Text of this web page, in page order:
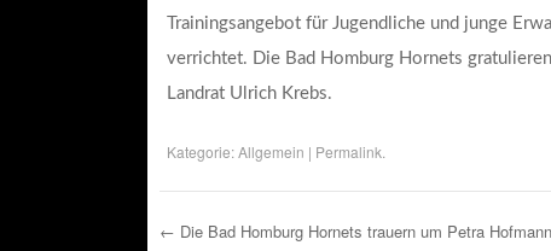
Trainingsangebot für Jugendliche und junge
verrichtet. Die Bad Homburg Hornets
Landrat Ulrich Krebs.
Kategorie:Allgemein | Permalink.
← Die Bad Homburg Hornets trauern um Petra Hofmann